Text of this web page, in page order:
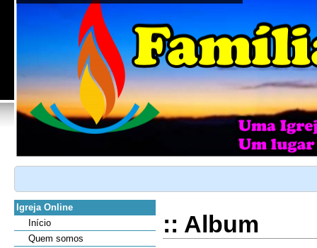
Igreja Online
Início
Quem somos
:: Album